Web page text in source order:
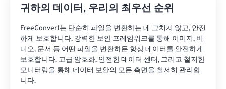
귀하의 데이터, 우리의 최우선 순위
FreeConvert는 단순히 파일을 변환하는 데 그치지 않고, 안전
하게 보호합니다. 강력한 보안 프레임워크를 통해 이미지, 비
디오, 문서 등 어떤 파일을 변환하든 항상 데이터를 안전하게
보호합니다. 고급 암호화, 안전한 데이터 센터, 그리고 철저한
모니터링을 통해 데이터 보안의 모든 측면을 철저히 관리합
니다.